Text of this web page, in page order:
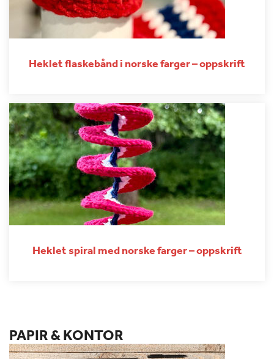
Heklet flaskebånd i norske farger – oppskrift
Heklet spiral med norske farger – oppskrift
PAPIR & KONTOR